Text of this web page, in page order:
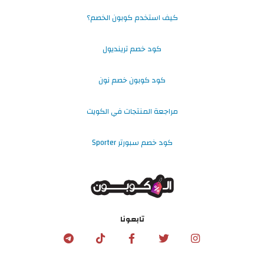
كيف استخدم كوبون الخصم؟
كود خصم ترينديول
كود كوبون خصم نون
مراجعة المنتجات في الكويت
كود خصم سبورتر Sporter
تابعونا